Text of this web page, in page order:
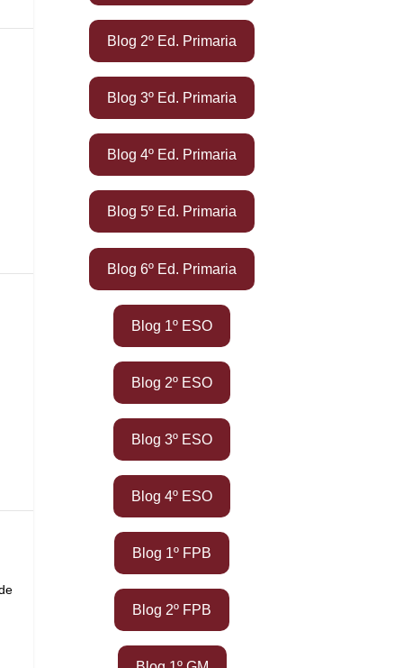
Blog 2º Ed. Primaria
Blog 3º Ed. Primaria
Blog 4º Ed. Primaria
Blog 5º Ed. Primaria
Blog 6º Ed. Primaria
Blog 1º ESO
Blog 2º ESO
Blog 3º ESO
Blog 4º ESO
Blog 1º FPB
Blog 2º FPB